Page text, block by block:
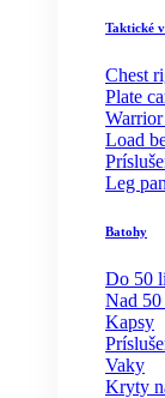
Taktické
Chest
Plate
Load
Leg
Batohy
Do 50
Nad
Kapsy
Vaky
Kryty